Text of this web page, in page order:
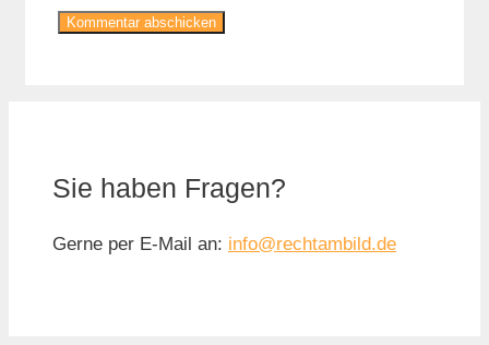
Sie haben Fragen?
Gerne per E-Mail an: info@rechtambild.de